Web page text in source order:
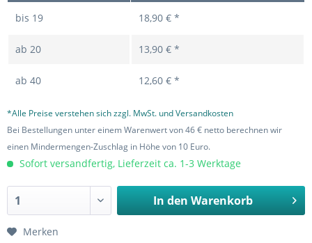
bis 19 18,90 € *
ab 20 13,90 € *
ab 40 12,60 € *
*Alle Preise verstehen sich zzgl. MwSt. und Versandkosten
Bei Bestellungen unter einem Warenwert von 46 € netto berechnen wir
einen Mindermengen-Zuschlag in Höhe von 10 Euro.
Sofort versandfertig, Lieferzeit ca. 1-3 Werktage
In den Warenkorb
Merken